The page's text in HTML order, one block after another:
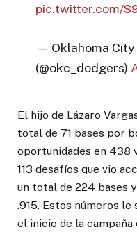
pic.twitter.com/
— Oklahoma City
(@okc_dodgers)
El hijo de Lázaro
total de 71 bases por
oportunidades en 438
113 desafíos que vio
un total de 224 bases
.915. Estos números
el inicio de la